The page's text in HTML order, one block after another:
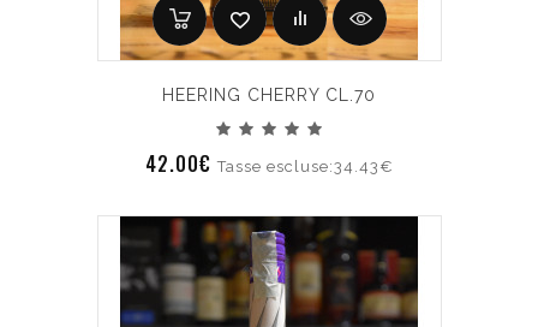
HEERING CHERRY CL.70
42.00€Tasse escluse:34.43€